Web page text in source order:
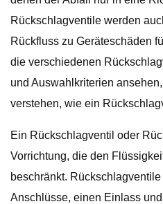
Rückschlagventile werden
Rückfluss zu Geräteschäden
die verschiedenen
und Auswahlkriterien
verstehen, wie ein
Ein Rückschlagventil oder
Vorrichtung, die den
beschränkt.
Anschlüsse, einen Einlass